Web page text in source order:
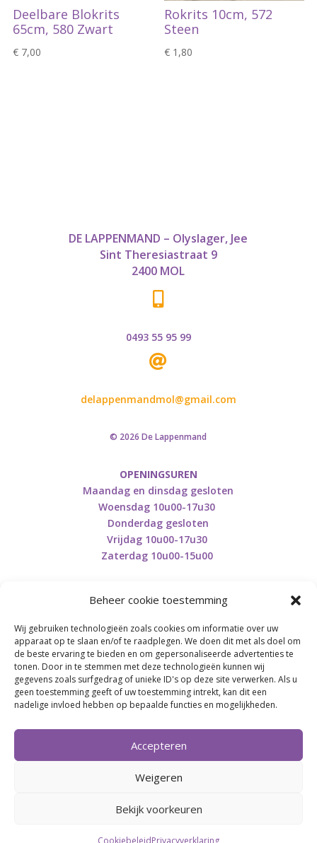
Beheer cookie toestemming
Wij gebruiken technologieën zoals cookies om informatie over uw
apparaat op te slaan en/of te raadplegen. We doen dit met als doel om
de beste ervaring te bieden en om gepersonaliseerde advertenties te
tonen. Door in te stemmen met deze technologieën kunnen wij
gegevens zoals surfgedrag of unieke ID's op deze site verwerken. Als u
geen toestemming geeft of uw toestemming intrekt, kan dit een
nadelige invloed hebben op bepaalde functies en mogelijkheden.
Accepteren
Weigeren
Bekijk voorkeuren
CookiebeleidPrivacyverklaring
Deelbare Blokrits
65cm, 580 Zwart
€7,00
Rokrits 10cm, 572
Steen
€ 1,80
DE LAPPENMAND – Olyslager, Jee
Sint Theresiastraat 9
2400 MOL

0493 55 95 99

delappenmandmol@gmail.com
© 2026 De Lappenmand
OPENINGSUREN
Maandag en dinsdag gesloten
Woensdag 10u00-17u30
Donderdag gesloten
Vrijdag 10u00-17u30
Zaterdag 10u00-15u00
Retourneren en herroepen
BE0746.853.082
BREI- EN HAAK-ATELJEE
Momenteel on hold wegens medische reden.
Heropstart september.
Webdesign byConnection Communication